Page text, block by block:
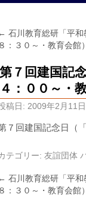
← 石川教育総研「平
８：３０～・教育会館
第７回建国記
４：００～・
稿日: 2009年2月11日
７回建国記念日（
テゴリー: 友誼団体
← 石川教育総研「平
８：３０～・教育会館